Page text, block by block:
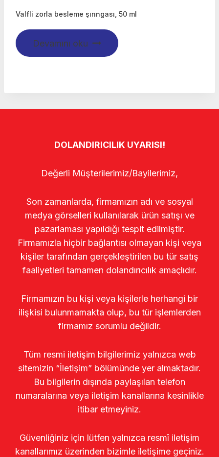
Valfli zorla besleme şırıngası, 50 ml
Devamını oku
DOLANDIRICILIK UYARISI!
Değerli Müşterilerimiz/Bayilerimiz,
Son zamanlarda, firmamızın adı ve sosyal
medya görselleri kullanılarak ürün satışı ve
pazarlaması yapıldığı tespit edilmiştir.
Firmamızla hiçbir bağlantısı olmayan kişi veya
kişiler tarafından gerçekleştirilen bu tür satış
faaliyetleri tamamen dolandırıcılık amaçlıdır.
Firmamızın bu kişi veya kişilerle herhangi bir
ilişkisi bulunmamakta olup, bu tür işlemlerden
firmamız sorumlu değildir.
Tüm resmi iletişim bilgilerimiz yalnızca web
sitemizin “İletişim” bölümünde yer almaktadır.
Bu bilgilerin dışında paylaşılan telefon
numaralarına veya iletişim kanallarına kesinlikle
itibar etmeyiniz.
Güvenliğiniz için lütfen yalnızca resmî iletişim
kanallarımız üzerinden bizimle iletişime geçiniz.